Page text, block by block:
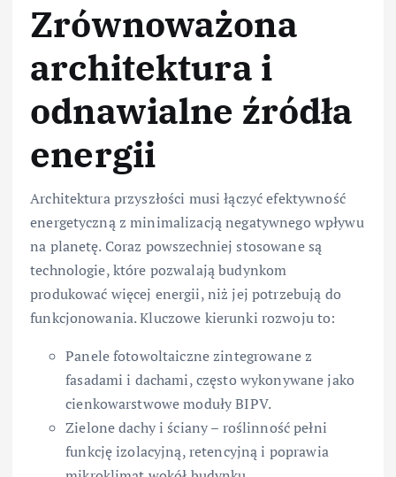
Zrównoważona
architektura i
odnawialne źródła
energii
Architektura przyszłości musi łączyć efektywność
energetyczną z minimalizacją negatywnego wpływu
na planetę. Coraz powszechniej stosowane są
technologie, które pozwalają budynkom
produkować więcej energii, niż jej potrzebują do
funkcjonowania. Kluczowe kierunki rozwoju to:
Panele fotowoltaiczne zintegrowane z
fasadami i dachami, często wykonywane jako
cienkowarstwowe moduły BIPV.
Zielone dachy i ściany – roślinność pełni
funkcję izolacyjną, retencyjną i poprawia